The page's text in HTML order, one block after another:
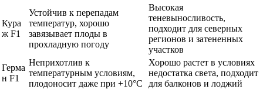
Кура
ж F1
Устойчив к перепадам
температур, хорошо
завязывает плоды в
прохладную погоду
Высокая
теневыносливость,
подходит для северных
регионов и затененных
участков
Герма
н F1
Неприхотлив к
температурным условиям,
плодоносит даже при +10°C
Хорошо растет в условиях
недостатка света, подходит
для балконов и лоджий